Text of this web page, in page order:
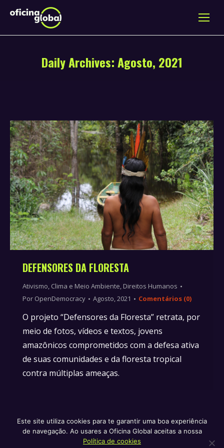
Daily Archives:Agosto, 2021
DEFENSORES DA FLORESTA
Ativismo, Clima e Meio Ambiente, Direitos Humanos
Por OpenDemocracy Agosto, 2021 Comentários (0)
O projeto “Defensores da Floresta” retrata, por
meio de fotos, vídeos e textos, jovens
amazônicos comprometidos com a defesa ativa
de suas comunidades e da floresta tropical
contra múltiplas ameaças.
Política de privacidade e termos de serviço
Este site utiliza cookies para te garantir uma boa experiência
de navegação. Ao usares a Oficina Global aceitas a nossa
Política de cookies